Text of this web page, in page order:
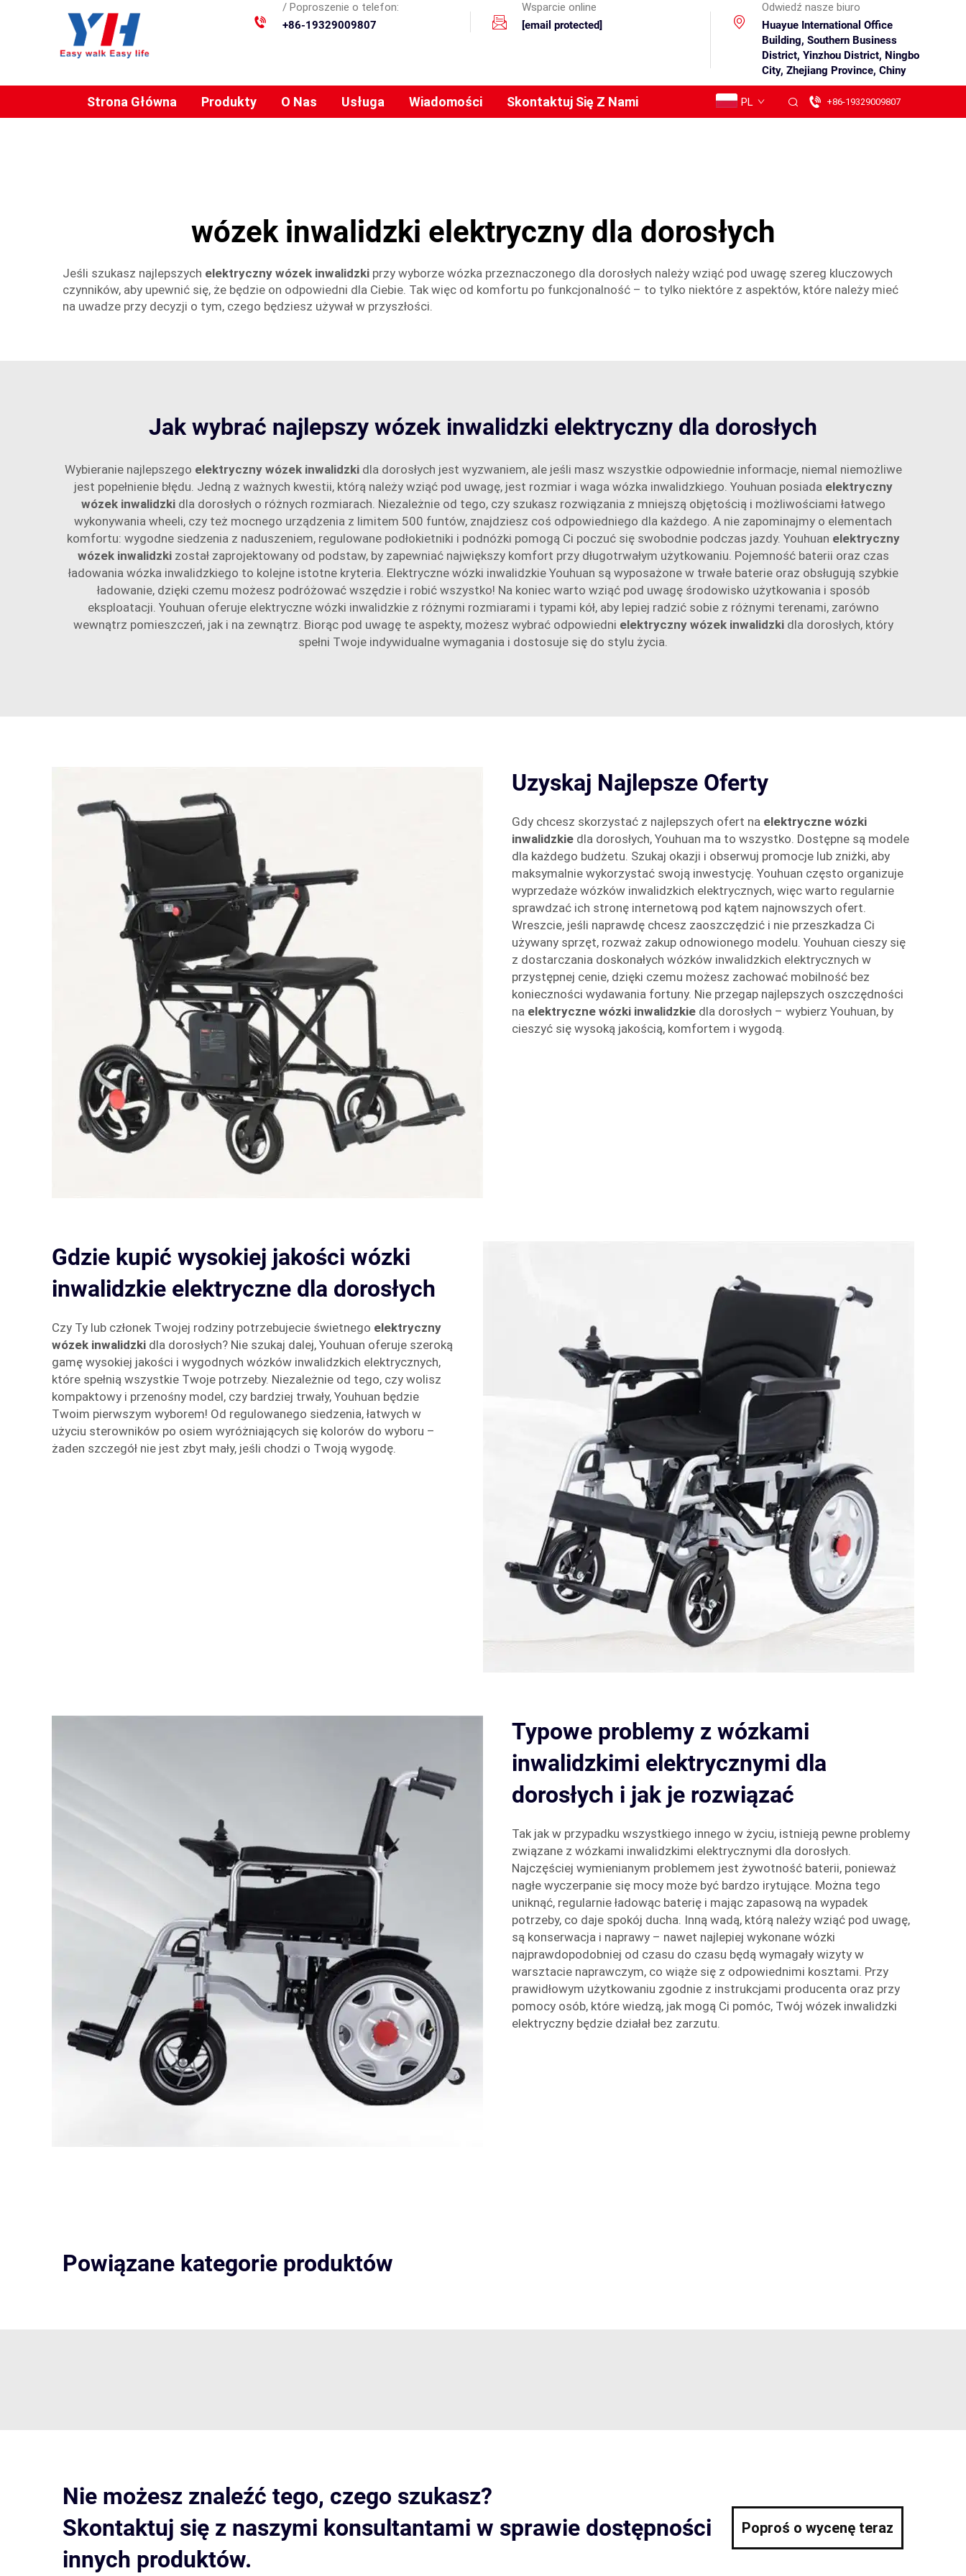
/ Poproszenie o telefon:
+86-19329009807
Wsparcie online
[email protected]
Odwiedź nasze biuro
Huayue International Office
Building, Southern Business
District, Yinzhou District, Ningbo
City, Zhejiang Province, Chiny
Strona Główna Produkty O Nas Usługa Wiadomości Skontaktuj Się Z Nami PL +86-19329009807
wózek inwalidzki elektryczny dla dorosłych
Jeśli szukasz najlepszych elektryczny wózek inwalidzki przy wyborze wózka przeznaczonego dla dorosłych należy wziąć pod uwagę szereg kluczowych
czynników, aby upewnić się, że będzie on odpowiedni dla Ciebie. Tak więc od komfortu po funkcjonalność – to tylko niektóre z aspektów, które należy mieć
na uwadze przy decyzji o tym, czego będziesz używał w przyszłości.
Jak wybrać najlepszy wózek inwalidzki elektryczny dla dorosłych
Wybieranie najlepszego elektryczny wózek inwalidzki dla dorosłych jest wyzwaniem, ale jeśli masz wszystkie odpowiednie informacje, niemal niemożliwe
jest popełnienie błędu. Jedną z ważnych kwestii, którą należy wziąć pod uwagę, jest rozmiar i waga wózka inwalidzkiego. Youhuan posiada elektryczny
wózek inwalidzki dla dorosłych o różnych rozmiarach. Niezależnie od tego, czy szukasz rozwiązania z mniejszą objętością i możliwościami łatwego
wykonywania wheeli, czy też mocnego urządzenia z limitem 500 funtów, znajdziesz coś odpowiedniego dla każdego. A nie zapominajmy o elementach
komfortu: wygodne siedzenia z naduszeniem, regulowane podłokietniki i podnóżki pomogą Ci poczuć się swobodnie podczas jazdy. Youhuan elektryczny
wózek inwalidzki został zaprojektowany od podstaw, by zapewniać największy komfort przy długotrwałym użytkowaniu. Pojemność baterii oraz czas
ładowania wózka inwalidzkiego to kolejne istotne kryteria. Elektryczne wózki inwalidzkie Youhuan są wyposażone w trwałe baterie oraz obsługują szybkie
ładowanie, dzięki czemu możesz podróżować wszędzie i robić wszystko! Na koniec warto wziąć pod uwagę środowisko użytkowania i sposób
eksploatacji. Youhuan oferuje elektryczne wózki inwalidzkie z różnymi rozmiarami i typami kół, aby lepiej radzić sobie z różnymi terenami, zarówno
wewnątrz pomieszczeń, jak i na zewnątrz. Biorąc pod uwagę te aspekty, możesz wybrać odpowiedni elektryczny wózek inwalidzki dla dorosłych, który
spełni Twoje indywidualne wymagania i dostosuje się do stylu życia.
Uzyskaj Najlepsze Oferty
Gdy chcesz skorzystać z najlepszych ofert na elektryczne wózki
inwalidzkie dla dorosłych, Youhuan ma to wszystko. Dostępne są modele
dla każdego budżetu. Szukaj okazji i obserwuj promocje lub zniżki, aby
maksymalnie wykorzystać swoją inwestycję. Youhuan często organizuje
wyprzedaże wózków inwalidzkich elektrycznych, więc warto regularnie
sprawdzać ich stronę internetową pod kątem najnowszych ofert.
Wreszcie, jeśli naprawdę chcesz zaoszczędzić i nie przeszkadza Ci
używany sprzęt, rozważ zakup odnowionego modelu. Youhuan cieszy się
z dostarczania doskonałych wózków inwalidzkich elektrycznych w
przystępnej cenie, dzięki czemu możesz zachować mobilność bez
konieczności wydawania fortuny. Nie przegap najlepszych oszczędności
na elektryczne wózki inwalidzkie dla dorosłych – wybierz Youhuan, by
cieszyć się wysoką jakością, komfortem i wygodą.
Gdzie kupić wysokiej jakości wózki
inwalidzkie elektryczne dla dorosłych
Czy Ty lub członek Twojej rodziny potrzebujecie świetnego elektryczny
wózek inwalidzki dla dorosłych? Nie szukaj dalej, Youhuan oferuje szeroką
gamę wysokiej jakości i wygodnych wózków inwalidzkich elektrycznych,
które spełnią wszystkie Twoje potrzeby. Niezależnie od tego, czy wolisz
kompaktowy i przenośny model, czy bardziej trwały, Youhuan będzie
Twoim pierwszym wyborem! Od regulowanego siedzenia, łatwych w
użyciu sterowników po osiem wyróżniających się kolorów do wyboru –
żaden szczegół nie jest zbyt mały, jeśli chodzi o Twoją wygodę.
Typowe problemy z wózkami
inwalidzkimi elektrycznymi dla
dorosłych i jak je rozwiązać
Tak jak w przypadku wszystkiego innego w życiu, istnieją pewne problemy
związane z wózkami inwalidzkimi elektrycznymi dla dorosłych.
Najczęściej wymienianym problemem jest żywotność baterii, ponieważ
nagłe wyczerpanie się mocy może być bardzo irytujące. Można tego
uniknąć, regularnie ładowąc baterię i mając zapasową na wypadek
potrzeby, co daje spokój ducha. Inną wadą, którą należy wziąć pod uwagę,
są konserwacja i naprawy – nawet najlepiej wykonane wózki
najprawdopodobniej od czasu do czasu będą wymagały wizyty w
warsztacie naprawczym, co wiąże się z odpowiednimi kosztami. Przy
prawidłowym użytkowaniu zgodnie z instrukcjami producenta oraz przy
pomocy osób, które wiedzą, jak mogą Ci pomóc, Twój wózek inwalidzki
elektryczny będzie działał bez zarzutu.
Powiązane kategorie produktów
Nie możesz znaleźć tego, czego szukasz?
Skontaktuj się z naszymi konsultantami w sprawie dostępności
innych produktów.
Poproś o wycenę teraz